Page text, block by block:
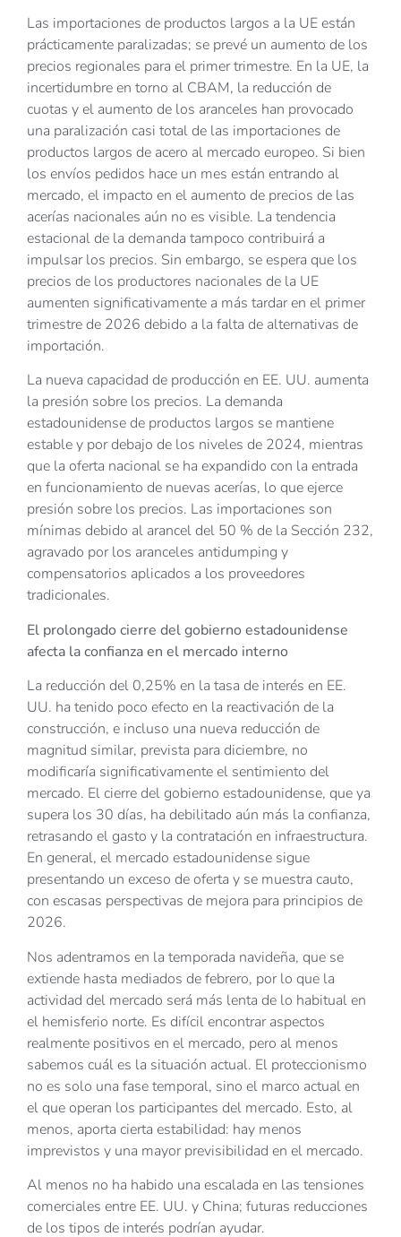
Las importaciones de productos largos a la UE están
prácticamente paralizadas; se prevé un aumento de los
precios regionales para el primer trimestre. En la UE, la
incertidumbre en torno al CBAM, la reducción de
cuotas y el aumento de los aranceles han provocado
una paralización casi total de las importaciones de
productos largos de acero al mercado europeo. Si bien
los envíos pedidos hace un mes están entrando al
mercado, el impacto en el aumento de precios de las
acerías nacionales aún no es visible. La tendencia
estacional de la demanda tampoco contribuirá a
impulsar los precios. Sin embargo, se espera que los
precios de los productores nacionales de la UE
aumenten significativamente a más tardar en el primer
trimestre de 2026 debido a la falta de alternativas de
importación.
La nueva capacidad de producción en EE. UU. aumenta
la presión sobre los precios. La demanda
estadounidense de productos largos se mantiene
estable y por debajo de los niveles de 2024, mientras
que la oferta nacional se ha expandido con la entrada
en funcionamiento de nuevas acerías, lo que ejerce
presión sobre los precios. Las importaciones son
mínimas debido al arancel del 50 % de la Sección 232,
agravado por los aranceles antidumping y
compensatorios aplicados a los proveedores
tradicionales.
El prolongado cierre del gobierno estadounidense
afecta la confianza en el mercado interno
La reducción del 0,25% en la tasa de interés en EE.
UU. ha tenido poco efecto en la reactivación de la
construcción, e incluso una nueva reducción de
magnitud similar, prevista para diciembre, no
modificaría significativamente el sentimiento del
mercado. El cierre del gobierno estadounidense, que ya
supera los 30 días, ha debilitado aún más la confianza,
retrasando el gasto y la contratación en infraestructura.
En general, el mercado estadounidense sigue
presentando un exceso de oferta y se muestra cauto,
con escasas perspectivas de mejora para principios de
2026.
Nos adentramos en la temporada navideña, que se
extiende hasta mediados de febrero, por lo que la
actividad del mercado será más lenta de lo habitual en
el hemisferio norte. Es difícil encontrar aspectos
realmente positivos en el mercado, pero al menos
sabemos cuál es la situación actual. El proteccionismo
no es solo una fase temporal, sino el marco actual en
el que operan los participantes del mercado. Esto, al
menos, aporta cierta estabilidad: hay menos
imprevistos y una mayor previsibilidad en el mercado.
Al menos no ha habido una escalada en las tensiones
comerciales entre EE. UU. y China; futuras reducciones
de los tipos de interés podrían ayudar.